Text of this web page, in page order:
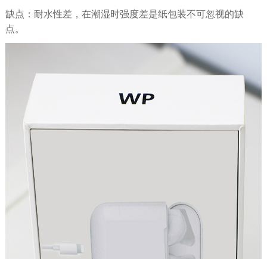
缺点：耐水性差，在潮湿时强度差是纸包装不可忽视的缺
点。